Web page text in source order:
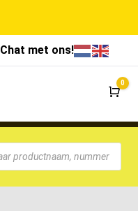
Chat met ons!
0